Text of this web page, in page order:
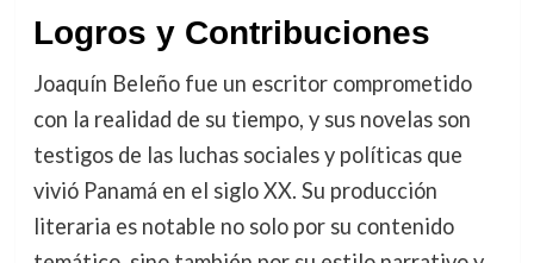
Logros y Contribuciones
Joaquín Beleño fue un escritor comprometido
con la realidad de su tiempo, y sus novelas son
testigos de las luchas sociales y políticas que
vivió Panamá en el siglo XX. Su producción
literaria es notable no solo por su contenido